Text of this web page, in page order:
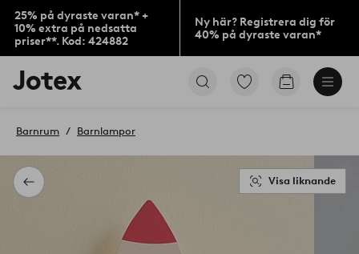
25% på dyraste varan* +
10% extra på nedsatta
priser**. Kod: 424882
Ny här? Registrera dig för
40% på dyraste varan*
Jotex
logotyp
till
Gå
Gå
Tillbaka
Barnrum Barnlampor
Visa liknande